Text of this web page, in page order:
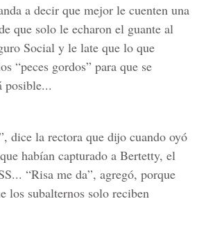
a decir que mejor le cuenten una
que solo le echaron el guante al
Social y le late que lo que
“peces gordos” para que se
posible...
dice la rectora que dijo cuando oyó
habían capturado a Bertetty, el
“Risa me da”, agregó, porque
los subalternos solo reciben